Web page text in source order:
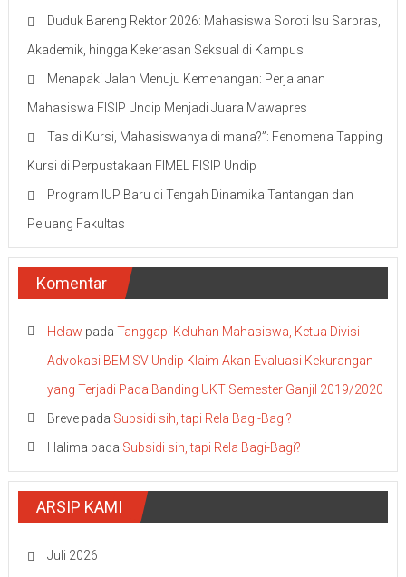
Duduk Bareng Rektor 2026: Mahasiswa Soroti Isu Sarpras,
Akademik, hingga Kekerasan Seksual di Kampus
Menapaki Jalan Menuju Kemenangan: Perjalanan
Mahasiswa FISIP Undip Menjadi Juara Mawapres
Tas di Kursi, Mahasiswanya di mana?”: Fenomena Tapping
Kursi di Perpustakaan FIMEL FISIP Undip
Program IUP Baru di Tengah Dinamika Tantangan dan
Peluang Fakultas
Komentar
Helaw pada Tanggapi Keluhan Mahasiswa, Ketua Divisi
Advokasi BEM SV Undip Klaim Akan Evaluasi Kekurangan
yang Terjadi Pada Banding UKT Semester Ganjil 2019/2020
Brevepada Subsidi sih, tapi Rela Bagi-Bagi?
Halima pada Subsidi sih, tapi Rela Bagi-Bagi?
ARSIP KAMI
Juli 2026